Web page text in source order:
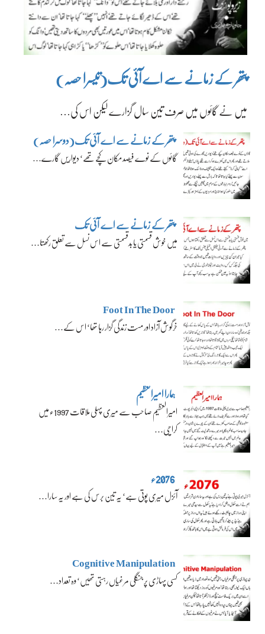
پتھر کے زمانے سے اے آئی تک(تیسرا حصہ)
میں نے گائوں میں صرف تین سال گزارے لیکن اس کی…
پتھر کے زمانے سے اے آئی تک(دوسرا حصہ)
گائوں کے نوے فیصد مکان کچے تھے‘ دیواریں گارے…
پتھر کے زمانے سے اے آئی تک
میں خوش قسمتی یا بدقسمتی سے اس نسل سے تعلق رکھتا…
Foot In The Door
خرگوش آزاد اور مست زندگی گزار رہا تھا‘ اس کے…
ہمارا امیرالعظیم
امیرالعظیم صاحب سے میری پہلی ملاقات 1997ء میں
کراچی…
2076ء
آئزل میری پوتی ہے‘ یہ تین برس کی ہے اور یہ سارا…
Cognitive Manipulation
کسی پہاڑی پر جنگلی مرغیاں رہتی تھیں‘ وہ تعداد…